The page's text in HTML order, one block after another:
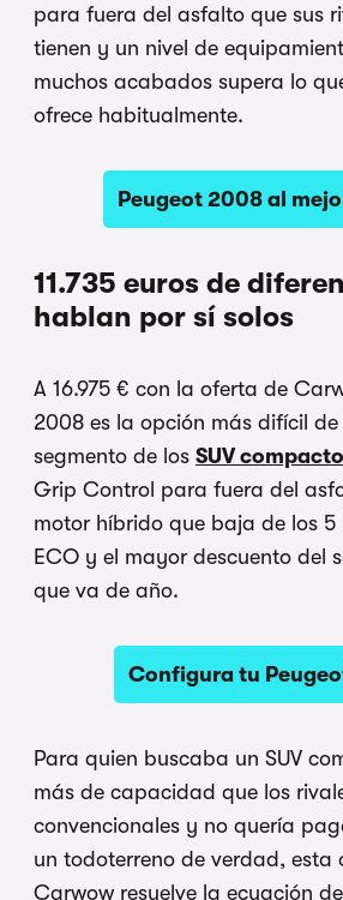
para fuera del asfalto que sus
tienen y un nivel de
muchos acabados supera lo
ofrece habitualmente.
Peugeot 2008 al
11.735 euros de
hablan por sí solos
A 16.975 € con la oferta de
2008 es la opción más difícil
segmento de los SUV
Grip Control para fuera del
motor híbrido que baja de los 5
ECO y el mayor descuento del
que va de año.
Configura tu
Para quien buscaba un SUV
más de capacidad que los
convencionales y no quería
un todoterreno de verdad, esta
Carwow resuelve la ecuación